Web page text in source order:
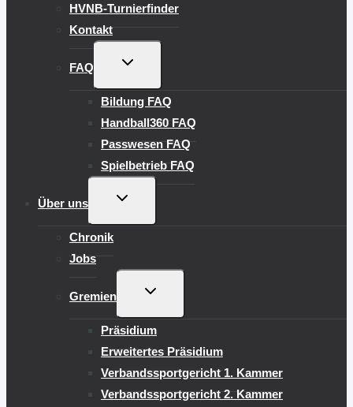
HVNB-Turnierfinder
Kontakt
FAQ
UNTERMENÜ
Bildung FAQ
Handball360 FAQ
Passwesen FAQ
Spielbetrieb FAQ
Über uns
UNTERMENÜ
Chronik
Jobs
Gremien
UNTERMENÜ
Präsidium
Erweitertes Präsidium
Verbandssportgericht 1. Kammer
Verbandssportgericht 2. Kammer